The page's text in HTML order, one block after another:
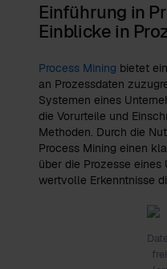
Einführung in
Einblicke in
Process Mining bietet
an Prozessdaten
Systemen eines
die Vorurteile und
Methoden. Durch die
Process Mining einen
über die Prozesse
wertvolle Erkenntnisse